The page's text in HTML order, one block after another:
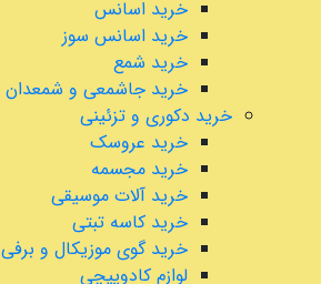
خرید اسانس
خرید اسانس سوز
خرید شمع
خرید جاشمعی و شمعدان
خرید دکوری و تزئینی
خرید عروسک
خرید مجسمه
خرید آلات موسیقی
خرید کاسه تبتی
خرید گوی موزیکال و برفی
لوازم کادوپیچی